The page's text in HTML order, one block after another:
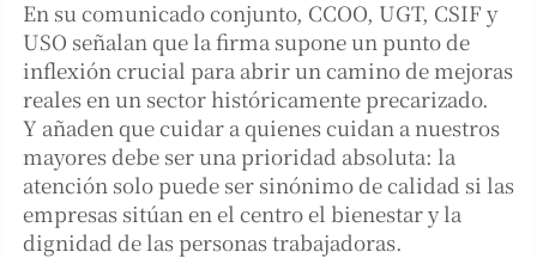
En su comunicado conjunto, CCOO, UGT, CSIF y
USO señalan que la firma supone un punto de
inflexión crucial para abrir un camino de mejoras
reales en un sector históricamente precarizado.
Y añaden que cuidar a quienes cuidan a nuestros
mayores debe ser una prioridad absoluta: la
atención solo puede ser sinónimo de calidad si las
empresas sitúan en el centro el bienestar y la
dignidad de las personas trabajadoras.